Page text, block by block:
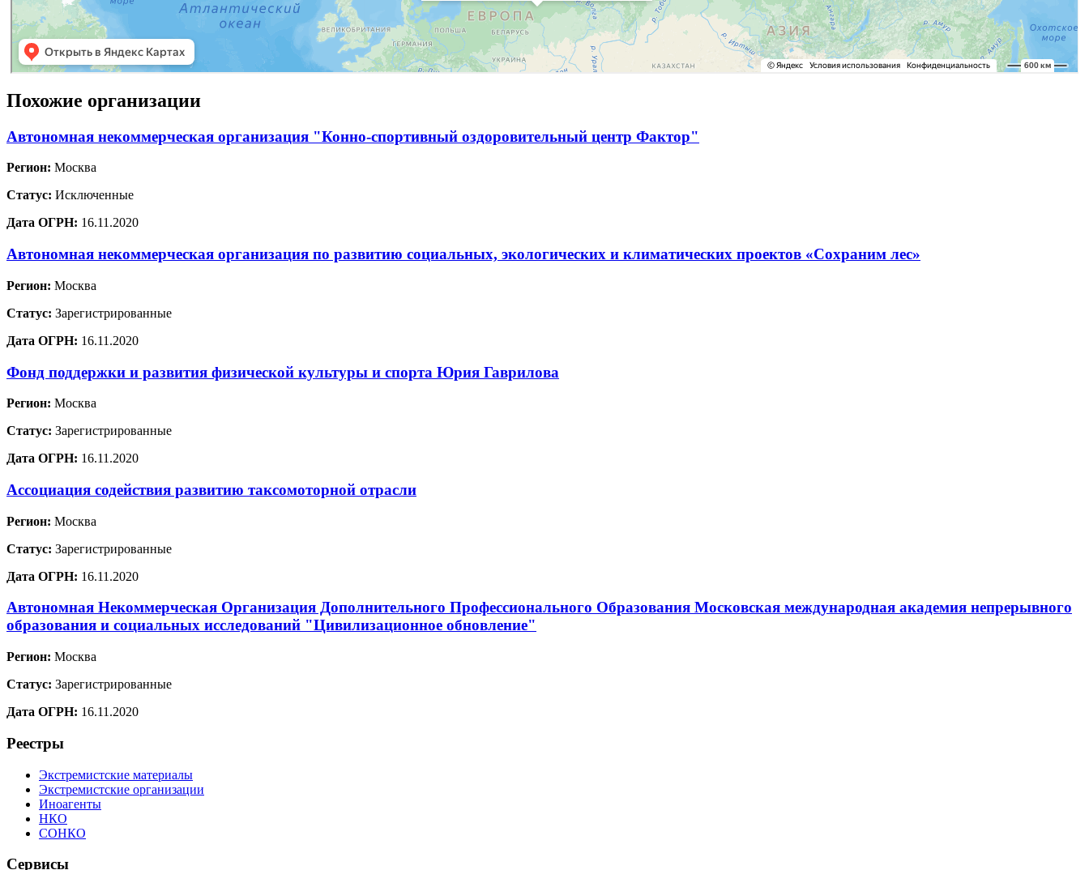
Похожие организации
Автономная некоммерческая организация "Конно-спортивный оздоровительный центр Фактор"
Регион: Москва
Статус: Исключенные
Дата ОГРН: 16.11.2020
Автономная некоммерческая организация по развитию социальных, экологических и климатических проектов «Сохраним лес»
Регион: Москва
Статус: Зарегистрированные
Дата ОГРН: 16.11.2020
Фонд поддержки и развития физической культуры и спорта Юрия Гаврилова
Регион: Москва
Статус: Зарегистрированные
Дата ОГРН: 16.11.2020
Ассоциация содействия развитию таксомоторной отрасли
Регион: Москва
Статус: Зарегистрированные
Дата ОГРН: 16.11.2020
Автономная Некоммерческая Организация Дополнительного Профессионального Образования Московская международная академия непрерывного
образования и социальных исследований "Цивилизационное обновление"
Регион: Москва
Статус: Зарегистрированные
Дата ОГРН: 16.11.2020
Реестры
Экстремистские материалы
Экстремистские организации
Иноагенты
НКО
СОНКО
Сервисы